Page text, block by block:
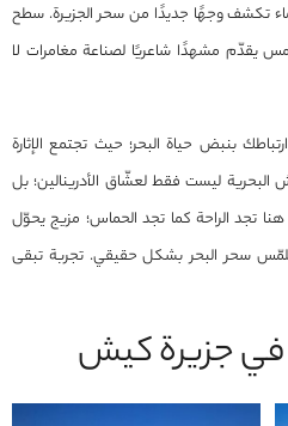
تكشف وجهًا جديدًا من سحر الجزيرة. سطح
يقدّم مشهدًا شاعريًا لصناعة مغامرات لا
بنبض حياة البحر؛ حيث تجتمع الإثارة
ليست فقط لعشّاق الأدرينالين؛ بل
تجد الراحة كما تجد الحماس؛ مزيج يحوّل
سحر البحر بشكل حقيقي. تجربة تبقى
في جزيرة كيش